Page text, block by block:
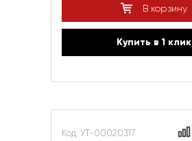
В корзину
Купить в 1 клик
Код: УТ-00020317